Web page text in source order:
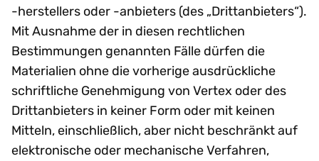
-herstellers oder -anbieters (des „Drittanbieters“).
Mit Ausnahme der in diesen rechtlichen
Bestimmungen genannten Fälle dürfen die
Materialien ohne die vorherige ausdrückliche
schriftliche Genehmigung von Vertex oder des
Drittanbieters in keiner Form oder mit keinen
Mitteln, einschließlich, aber nicht beschränkt auf
elektronische oder mechanische Verfahren,